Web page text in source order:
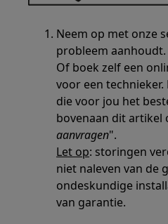
Neem op met onze
probleem aanhoudt.
Of boek zelf een
voor een
die voor jou het
bovenaan dit artikel
aanvragen".
Let op: storingen
niet naleven van de
ondeskundige
van garantie.